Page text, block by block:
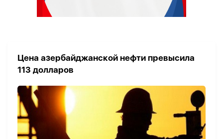
Цена азербайджанской нефти превысила
113 долларов